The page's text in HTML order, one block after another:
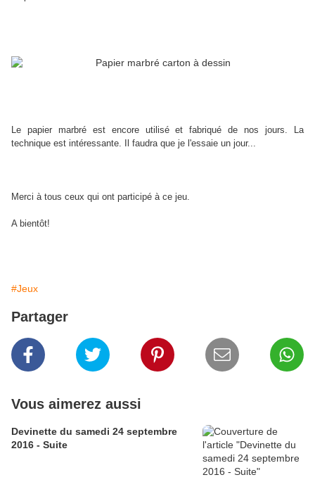
Le papier marbré est encore utilisé et fabriqué de nos jours. La
technique est intéressante. Il faudra que je l'essaie un jour...
Merci à tous ceux qui ont participé à ce jeu.
A bientôt!
#Jeux
Partager
Vous aimerez aussi
Devinette du samedi 24 septembre
2016 - Suite